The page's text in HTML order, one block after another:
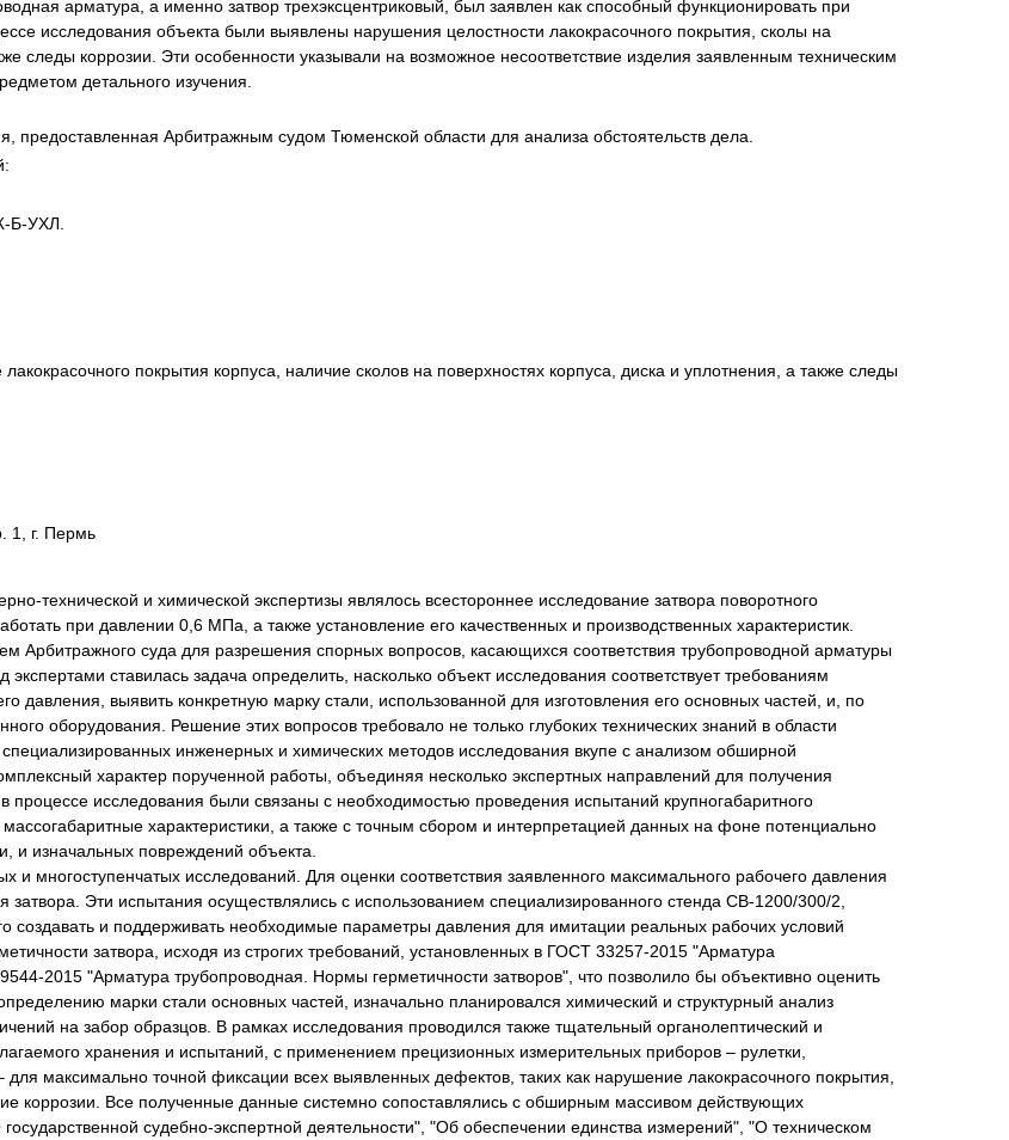
Психологическая экспертиза
заключение
Строительная экспертиза
Химическая экспертиза
арматура, а именно затвор трехэксцентриковый, был заявлен как способный функционировать при
исследования объекта были выявлены нарушения целостности лакокрасочного покрытия, сколы на
следы коррозии. Эти особенности указывали на возможное несоответствие изделия заявленным техническим
детального изучения.
Арбитражным судом Тюменской области для анализа обстоятельств дела.
Б-УХЛ.
покрытия корпуса, наличие сколов на поверхностях корпуса, диска и уплотнения, а также следы
1, г. Пермь
технической и химической экспертизы являлось всестороннее исследование затвора поворотного
при давлении 0,6 МПа, а также установление его качественных и производственных характеристик.
Арбитражного суда для разрешения спорных вопросов, касающихся соответствия трубопроводной арматуры
ставилась задача определить, насколько объект исследования соответствует требованиям
давления, выявить конкретную марку стали, использованной для изготовления его основных частей, и, по
оборудования. Решение этих вопросов требовало не только глубоких технических знаний в области
инженерных и химических методов исследования вкупе с анализом обширной
характер порученной работы, объединяя несколько экспертных направлений для получения
исследования были связаны с необходимостью проведения испытаний крупногабаритного
характеристики, а также с точным сбором и интерпретацией данных на фоне потенциально
и изначальных повреждений объекта.
многоступенчатых исследований. Для оценки соответствия заявленного максимального рабочего давления
Эти испытания осуществлялись с использованием специализированного стенда СВ-1200/300/2,
создавать и поддерживать необходимые параметры давления для имитации реальных рабочих условий
затвора, исходя из строгих требований, установленных в ГОСТ 33257-2015 "Арматура
2015 "Арматура трубопроводная. Нормы герметичности затворов", что позволило бы объективно оценить
марки стали основных частей, изначально планировался химический и структурный анализ
на забор образцов. В рамках исследования проводился также тщательный органолептический и
хранения и испытаний, с применением прецизионных измерительных приборов – рулетки,
для максимально точной фиксации всех выявленных дефектов, таких как нарушение лакокрасочного покрытия,
коррозии. Все полученные данные системно сопоставлялись с обширным массивом действующих
судебно-экспертной деятельности", "Об обеспечении единства измерений", "О техническом